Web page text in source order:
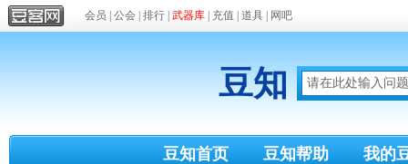
会员 公会| 排行| 武器库| 充值 道具| 网吧
豆知
豆知首页 豆知帮助 我的